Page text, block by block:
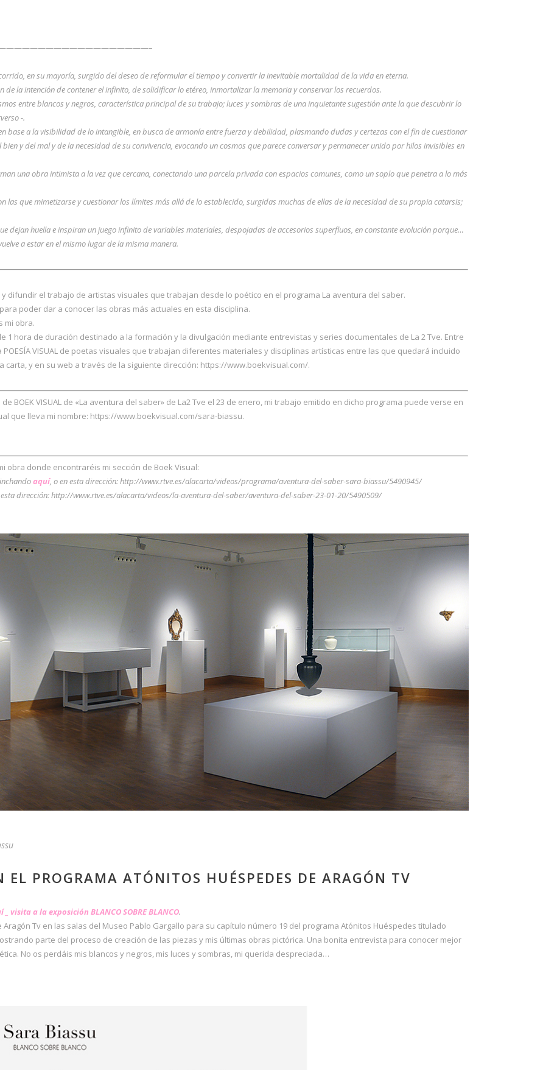
——————————————————————–
en su mayoría, surgido del deseo de reformular el tiempo y convertir la inevitable mortalidad de la vida en eterna.
de la intención de contener el infinito, de solidificar lo etéreo, inmortalizar la memoria y conservar los recuerdos.
entre blancos y negros, característica principal de su trabajo; luces y sombras de una inquietante sugestión ante la que descubrir lo
-.
base a la visibilidad de lo intangible, en busca de armonía entre fuerza y debilidad, plasmando dudas y certezas con el fin de cuestionar
y del mal y de la necesidad de su convivencia, evocando un cosmos que parece conversar y permanecer unido por hilos invisibles en
una obra intimista a la vez que cercana, conectando una parcela privada con espacios comunes, como un soplo que penetra a lo más
las que mimetizarse y cuestionar los límites más allá de lo establecido, surgidas muchas de ellas de la necesidad de su propia catarsis;
dejan huella e inspiran un juego infinito de variables materiales, despojadas de accesorios superfluos, en constante evolución porque…
a estar en el mismo lugar de la misma manera.
difundir el trabajo de artistas visuales que trabajan desde lo poético en el programa La aventura del saber.
poder dar a conocer las obras más actuales en esta disciplina.
mi obra.
1 hora de duración destinado a la formación y la divulgación mediante entrevistas y series documentales de La 2 Tve. Entre
VISUAL de poetas visuales que trabajan diferentes materiales y disciplinas artísticas entre las que quedará incluido
y en su web a través de la siguiente dirección: https://www.boekvisual.com/.
BOEK VISUAL de «La aventura del saber» de La2 Tve el 23 de enero, mi trabajo emitido en dicho programa puede verse en
que lleva mi nombre: https://www.boekvisual.com/sara-biassu.
obra donde encontraréis mi sección de Boek Visual:
aquí, o en esta dirección: http://www.rtve.es/alacarta/videos/programa/aventura-del-saber-sara-biassu/5490945/
esta dirección: http://www.rtve.es/alacarta/videos/la-aventura-del-saber/aventura-del-saber-23-01-20/5490509/
EL PROGRAMA ATÓNITOS HUÉSPEDES DE ARAGÓN TV
_ visita a la exposición BLANCO SOBRE BLANCO.
Tv en las salas del Museo Pablo Gargallo para su capítulo número 19 del programa Atónitos Huéspedes titulado
parte del proceso de creación de las piezas y mis últimas obras pictórica. Una bonita entrevista para conocer mejor
No os perdáis mis blancos y negros, mis luces y sombras, mi querida despreciada…